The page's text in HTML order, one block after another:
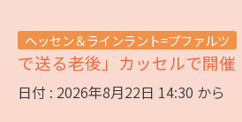
ヘッセン＆ラインラント=プファルツ
で送る老後」カッセルで開催
日付 : 2026年8月22日 14:30 から